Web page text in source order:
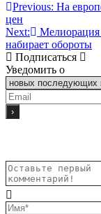
Previous: На
цен
Next:
Мелиорация
набирает обороты
Подписаться
Уведомить о